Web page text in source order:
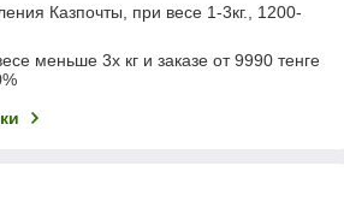
Казпочты, при весе 1-3кг., 1200-
меньше 3х кг и заказе от 9990 тенге